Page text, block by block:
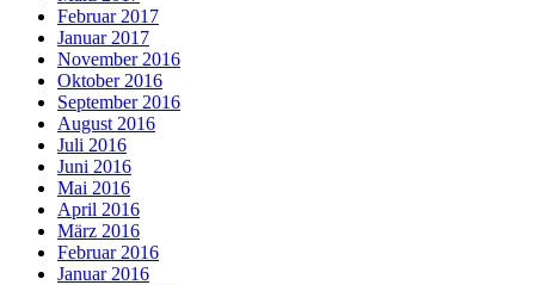
Februar 2017
Januar 2017
November 2016
Oktober 2016
September 2016
August 2016
Juli 2016
Juni 2016
Mai 2016
April 2016
März 2016
Februar 2016
Januar 2016